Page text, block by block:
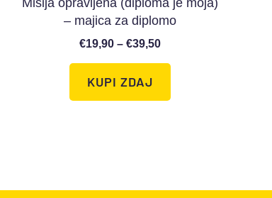
– majica za diplomo
€19,90 – €39,50
KUPI ZDAJ